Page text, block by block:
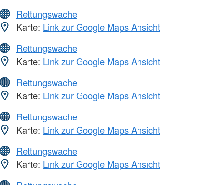
Rettungswache
Karte: Link zur Google Maps Ansicht
Rettungswache
Karte: Link zur Google Maps Ansicht
Rettungswache
Karte: Link zur Google Maps Ansicht
Rettungswache
Karte: Link zur Google Maps Ansicht
Rettungswache
Karte: Link zur Google Maps Ansicht